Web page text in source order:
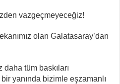
vazgeçmeyeceğiz!
olan Galatasaray’dan
tüm baskıları
yanında bizimle eşzamanlı